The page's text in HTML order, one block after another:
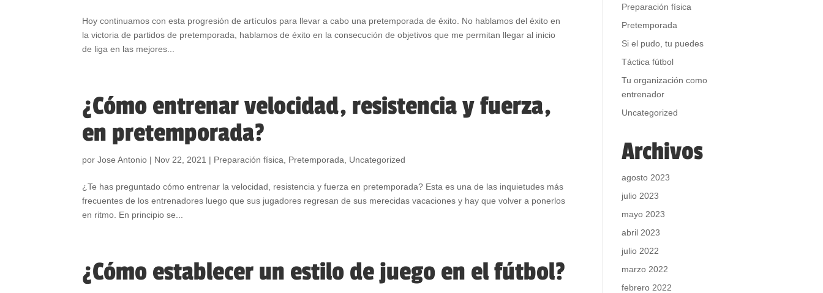
Hoy continuamos con esta progresión de artículos para llevar a cabo una pretemporada de éxito. No hablamos del éxito en
la victoria de partidos de pretemporada, hablamos de éxito en la consecución de objetivos que me permitan llegar al inicio
de liga en las mejores...
¿Cómo entrenar velocidad, resistencia y fuerza,
en pretemporada?
porJose Antonio | Nov 22, 2021 | Preparación física, Pretemporada, Uncategorized
¿Te has preguntado cómo entrenar la velocidad, resistencia y fuerza en pretemporada? Esta es una de las inquietudes más
frecuentes de los entrenadores luego que sus jugadores regresan de sus merecidas vacaciones y hay que volver a ponerlos
en ritmo. En principio se...
¿Cómo establecer un estilo de juego en el fútbol?
Preparación física
Pretemporada
Si el pudo, tu puedes
Táctica fútbol
Tu organización como
entrenador
Uncategorized
Archivos
agosto 2023
julio 2023
mayo 2023
abril 2023
julio 2022
marzo 2022
febrero 2022